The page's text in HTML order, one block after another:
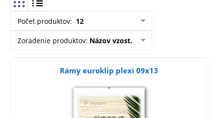
Počet produktov: 12
Zoradenie produktov: Názov vzost.
Rámy euroklip plexi 09x13